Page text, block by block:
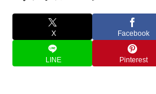
X Facebook
LINE Pinterest